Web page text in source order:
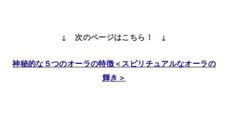
↓ 次のページはこちら！ ↓
神秘的な５つのオーラの特徴＜スピリチュアルなオーラの
輝き＞